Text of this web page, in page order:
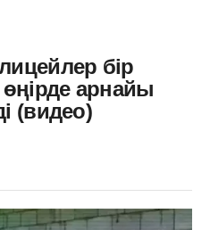
бір
өңірде арнайы
(видео)